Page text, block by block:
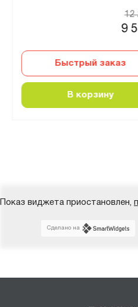
9
12
Быстрый заказ
В корзину
Показ виджета приостановлен,
Сделано на